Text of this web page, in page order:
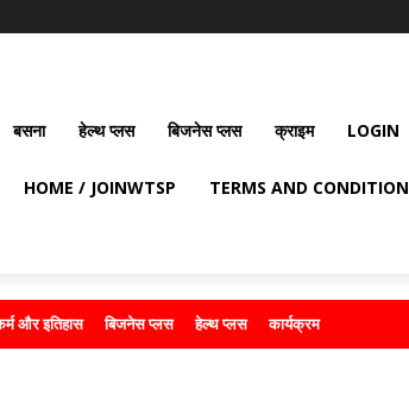
बसना हेल्थ प्लस बिजनेस प्लस क्राइम LOGIN
HOME / JOINWTSP TERMS AND CONDITION
और इतिहास बिजनेस प्लस हेल्थ प्लस कार्यक्रम